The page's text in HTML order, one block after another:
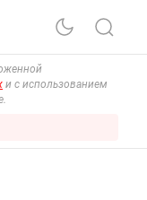
и с использованием